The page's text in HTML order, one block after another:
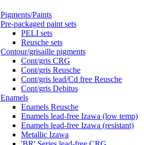
Pigments/Paints
Pre-packaged paint sets
PELI sets
Reusche sets
Contour/grisaille pigments
Cont/gris CRG
Cont/gris Reusche
Cont/gris lead/Cd free Reusche
Cont/gris Debitus
Enamels
Enamels Reusche
Enamels lead-free Izawa (low temp)
Enamels lead-free Izawa (resistant)
Metallic Izawa